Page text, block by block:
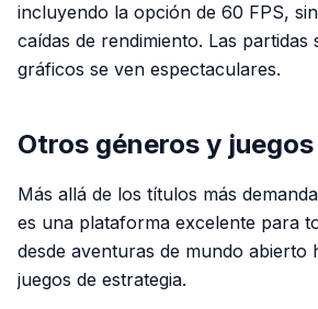
incluyendo la opción de 60 FPS,
caídas de rendimiento. Las partidas
gráficos se ven espectaculares.
Otros géneros y
Más allá de los títulos más
es una plataforma excelente para
desde aventuras de mundo abierto
juegos de estrategia.